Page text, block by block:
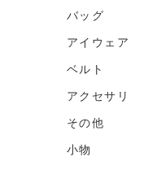
バッグ
アイウェア
ベルト
アクセサリ
その他
小物